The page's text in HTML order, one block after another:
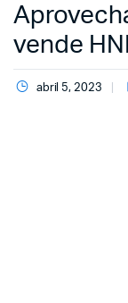
vende
abril 5, 2023